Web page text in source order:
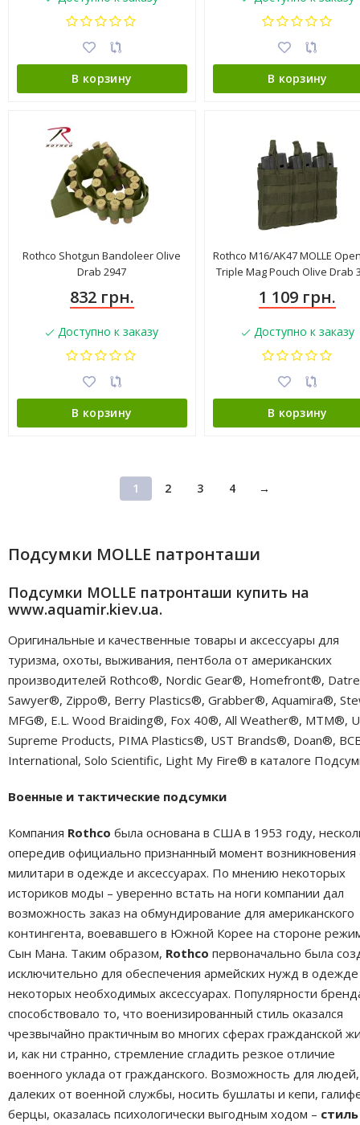
В корзину В корзину
Rothco Shotgun Bandoleer Olive
Drab 2947
832 грн.
Доступно к заказу
В корзину
Rothco M16/AK47 MOLLE
Triple Mag Pouch Olive Drab
1 109 грн.
Доступно к заказу
В корзину
1 2 3 4 →
Подсумки MOLLE патронташи
Подсумки MOLLE патронташи купить на
www.aquamir.kiev.ua.
Оригинальные и качественные товары и аксессуары для
туризма, охоты, выживания, пентбола от американских
производителей Rothco®, Nordic Gear®, Homefront®,
Sawyer®, Zippo®, Berry Plastics®, Grabber®, Aquamira®,
MFG®, E.L. Wood Braiding®, Fox 40®, All Weather®, MTM®,
Supreme Products, PIMA Plastics®, UST Brands®, Doan®,
International, Solo Scientific, Light My Fire® в каталоге
Военные и тактические подсумки
Компания Rothco была основана в США в 1953 году,
опередив официально признанный момент возникновения
милитари в одежде и аксессуарах. По мнению некоторых
историков моды – уверенно встать на ноги компании дал
возможность заказ на обмундирование для американского
контингента, воевавшего в Южной Корее на стороне
Сын Мана. Таким образом, Rothco первоначально была
исключительно для обеспечения армейских нужд в
некоторых необходимых аксессуарах. Популярности
способствовало то, что военизированный стиль оказался
чрезвычайно практичным во многих сферах гражданской
и, как ни странно, стремление сгладить резкое отличие
военного уклада от гражданского. Возможность для людей,
далеких от военной службы, носить бушлаты и кепи,
берцы, оказалась психологически выгодным ходом – стиль